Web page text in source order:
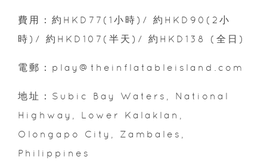
費用：約HKD77(1小時)/ 約HKD90(2小
時)/ 約HKD107(半天)/ 約HKD138 (全日)
電郵：play@theinflatableisland.com
地址：Subic Bay Waters, National
Highway, Lower Kalaklan,
Olongapo City, Zambales,
Philippines